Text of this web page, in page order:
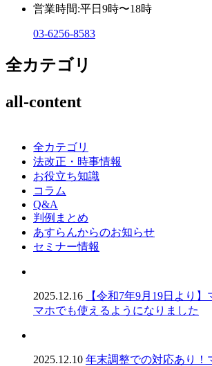
営業時間:平日9時〜18時
03-6256-8583
全カテゴリ
all-content
全カテゴリ
法改正・時事情報
お役立ち知識
コラム
Q&A
判例まとめ
あすらんからのお知らせ
セミナー情報
2025.12.16
【令和7年9月19日より
マホでも使えるようになりました
2025.12.10 年末調整での対応あり！